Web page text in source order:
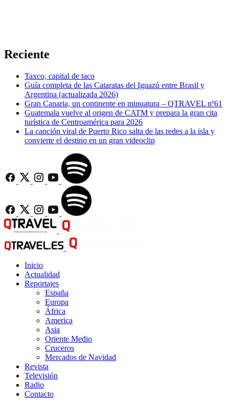
Reciente
Taxco, capital de taco
Guía completa de las Cataratas del Iguazú entre Brasil y
Argentina (actualizada 2026)
Gran Canaria, un continente en minuatura – QTRAVEL nº61
Guatemala vuelve al origen de CATM y prepara la gran cita
turística de Centroamérica para 2026
La canción viral de Puerto Rico salta de las redes a la isla y
convierte el destino en un gran videoclip
Inicio
Actualidad
Reportajes
España
Europa
África
America
Asia
Oriente Medio
Cruceros
Mercados de Navidad
Revista
Televisión
Radio
Contacto